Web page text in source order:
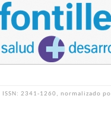
ISSN: 2341-1260, normalizado